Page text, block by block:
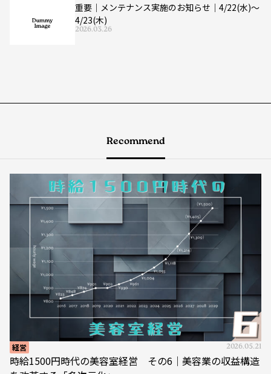
重要｜メンテナンス実施のお知らせ｜4/22(水)〜
4/23(木)
2026.03.26
Recommend
経営 2026.05.21
時給1500円時代の美容室経営 その6｜美容業の収益構造